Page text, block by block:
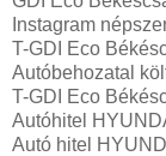
Instagram
T-GDI Eco
Autóbehozatal
T-GDI Eco
Autóhitel
Autó hitel